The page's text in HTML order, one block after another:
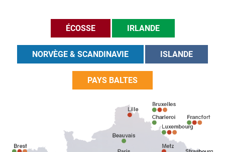
ÉCOSSE IRLANDE
NORVÈGE & SCANDINAVIE ISLANDE
PAYS BALTES